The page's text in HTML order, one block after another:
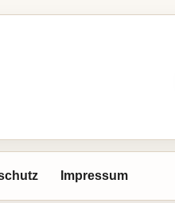
Impressum